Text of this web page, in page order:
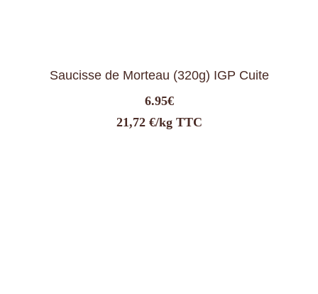
Saucisse de Morteau (320g) IGP Cuite
6.95€
21,72 €/kg TTC